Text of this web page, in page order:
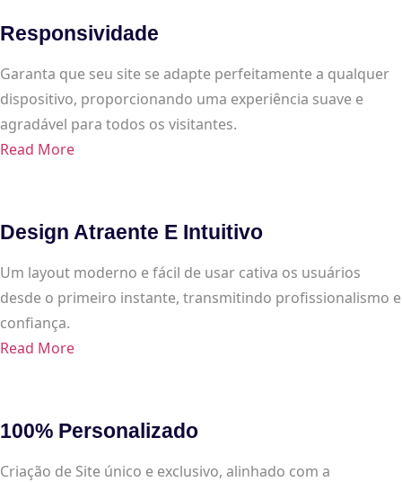
Responsividade
Garanta que seu site se adapte perfeitamente a qualquer
dispositivo, proporcionando uma experiência suave e
agradável para todos os visitantes.
Read More
Design Atraente E Intuitivo
Um layout moderno e fácil de usar cativa os usuários
desde o primeiro instante, transmitindo profissionalismo e
confiança.
Read More
100% Personalizado
Criação de Site único e exclusivo, alinhado com a